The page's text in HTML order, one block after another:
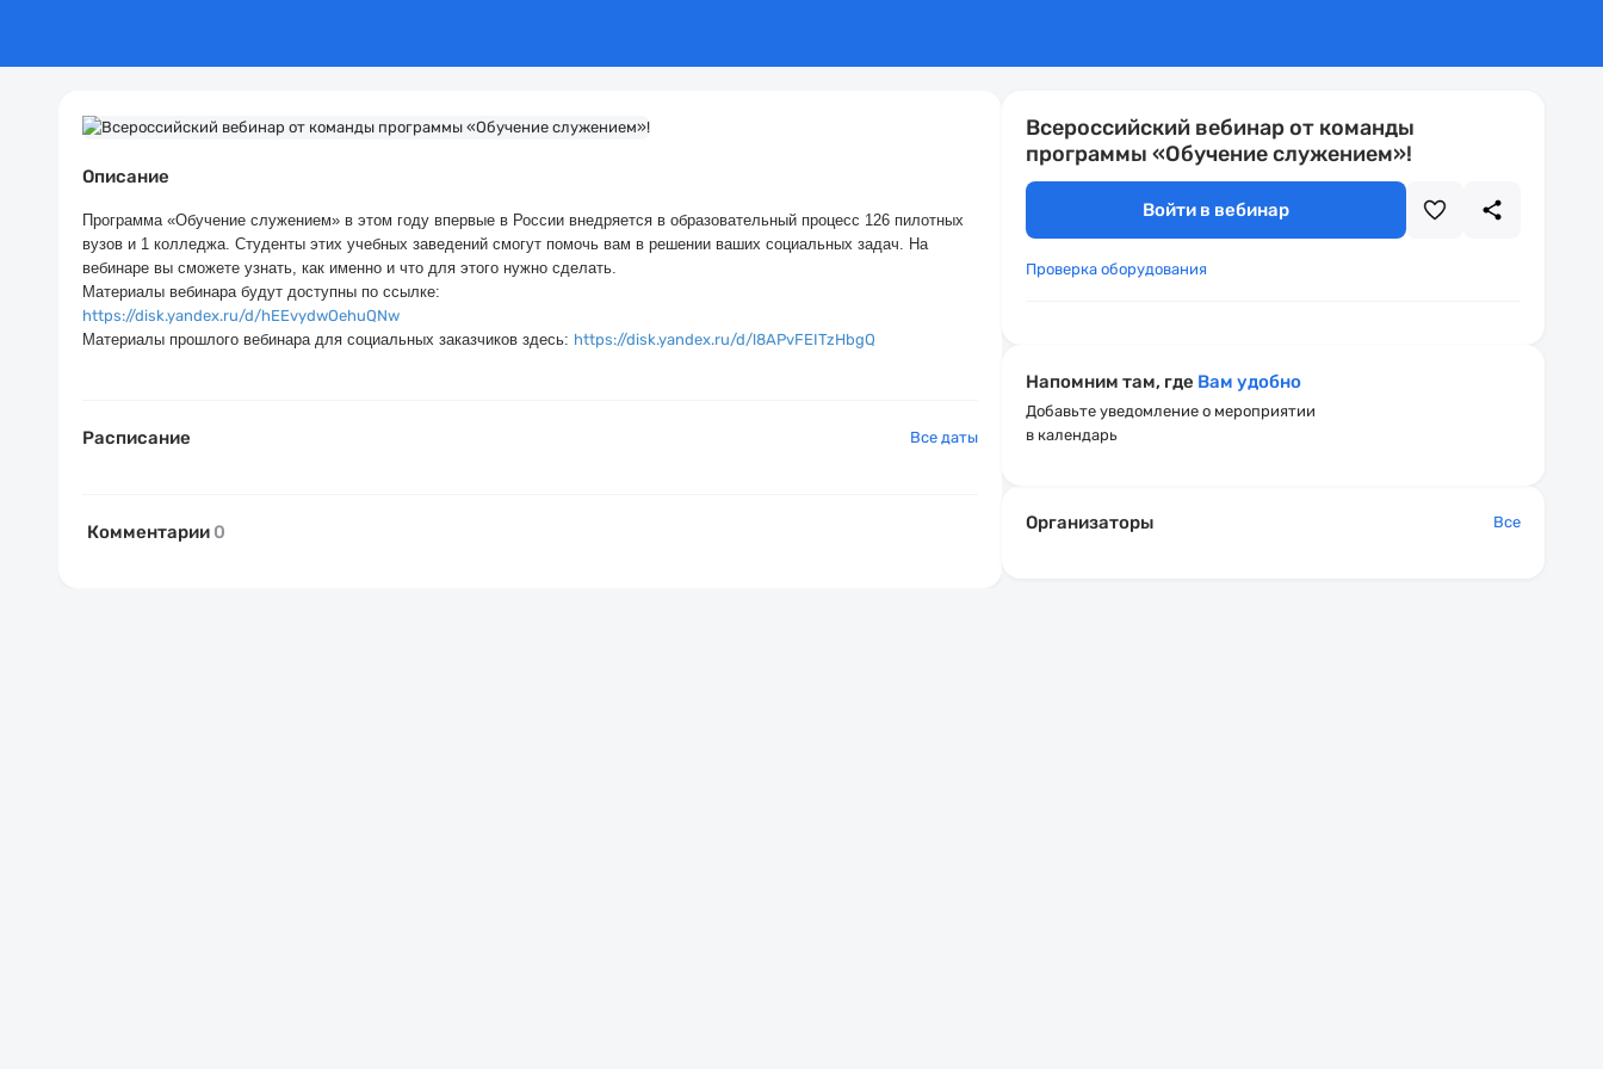
Описание
Программа «Обучение служением» в этом году впервые в России внедряется в образовательный процесс 126 пилотных
вузов и 1 колледжа. Студенты этих учебных заведений смогут помочь вам в решении ваших социальных задач. На
вебинаре вы сможете узнать, как именно и что для этого нужно сделать.
Материалы вебинара будут доступны по ссылке:
https://disk.yandex.ru/d/hEEvydwOehuQNw
Материалы прошлого вебинара для социальных заказчиков здесь: https://disk.yandex.ru/d/l8APvFEITzHbgQ
Расписание Все даты
Комментарии 0
Всероссийский вебинар от команды
программы «Обучение служением»!
Войти в вебинар
Проверка оборудования
Напомним там, где Вам удобно
Добавьте уведомление о мероприятии
в календарь
Организаторы Все